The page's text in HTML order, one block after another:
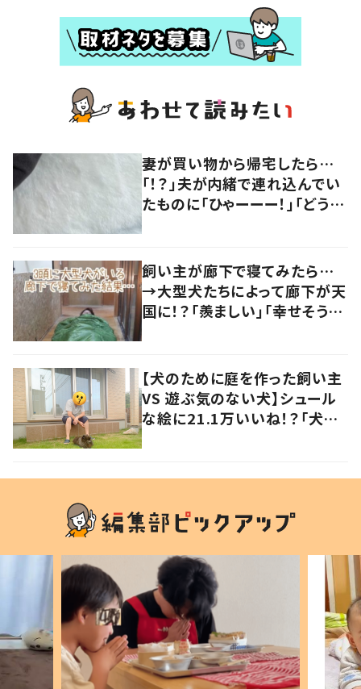
妻が買い物から帰宅したら…
「！？」夫が内緒で連れ込んでい
たものに「ひゃーーー！」「どう見
飼い主が廊下で寝てみたら…
→大型犬たちによって廊下が天
国に！？「羨ましい」「幸せそう」
【犬のために庭を作った飼い主
VS 遊ぶ気のない犬】シュール
な絵に21.1万いいね！？「犬の